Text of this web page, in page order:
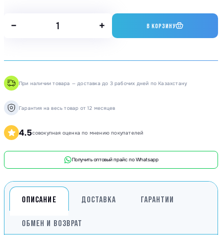
− + В КОРЗИНУ
При наличии товара — доставка до 3 рабочих дней по Казахстану
Гарантия на весь товар от 12 месяцев
4.5совокупная оценка по мнению покупателей
Получить оптовый прайс по Whatsapp
ОПИСАНИЕ ДОСТАВКА ГАРАНТИИ
ОБМЕН И ВОЗВРАТ